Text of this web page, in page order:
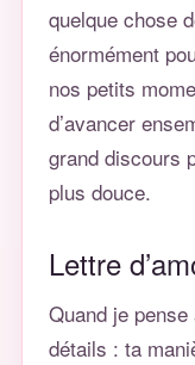
quelque chose
énormément
nos petits
d’avancer
grand discours
plus douce.
Lettre
Quand je
détails : ta